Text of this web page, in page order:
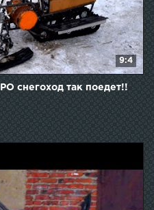
9:4
снегоход так поедет!!